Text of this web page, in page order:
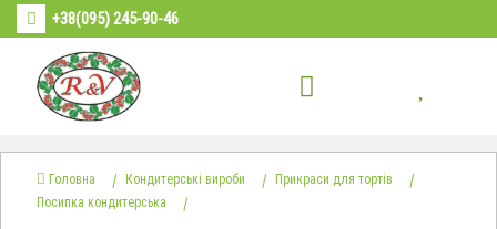
+38(095) 245-90-46
Головна Кондитерські вироби
Прикраси для тортів
Посипка кондитерська